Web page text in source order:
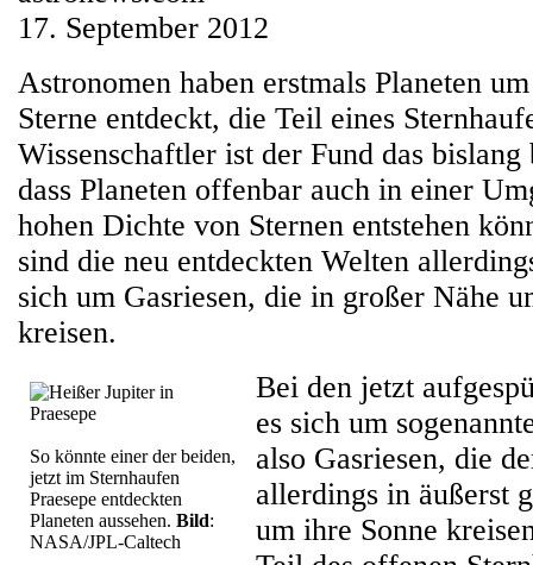
17. September 2012
Astronomen haben erstmals Planeten
Sterne entdeckt, die Teil eines
Wissenschaftler ist der Fund das
dass Planeten offenbar auch in einer
hohen Dichte von Sternen entstehen
sind die neu entdeckten Welten
sich um Gasriesen, die in großer Nähe
kreisen.
So könnte einer der beiden,
jetzt im Sternhaufen
Praesepe entdeckten
Planeten aussehen. Bild:
NASA/JPL-Caltech
Bei den jetzt
es sich um
also Gasriesen, die
allerdings in äußerst
um ihre Sonne